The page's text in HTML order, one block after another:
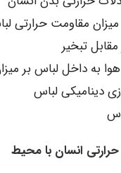
مقاومت حرارتی
تبخیر
هوا به داخل لباس بر
دینامیکی لباس
انسان با محیط